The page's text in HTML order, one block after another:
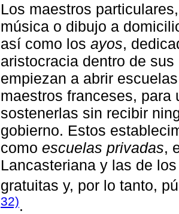
Los maestros
música o dibujo a
así como los ayos,
aristocracia dentro de
empiezan a abrir
maestros franceses, para
sostenerlas sin recibir
gobierno. Estos
como escuelas privadas,
Lancasteriana y las de
gratuitas y, por lo tanto,
32).